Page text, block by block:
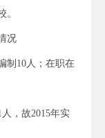
。
况
制10人；在职在
，故2015年实